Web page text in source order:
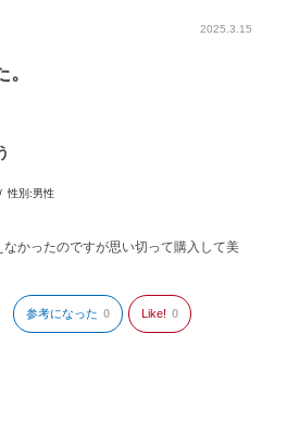
2025.3.15
性別:男性
かったのですが思い切って購入して美
参考になった 0 Like! 0